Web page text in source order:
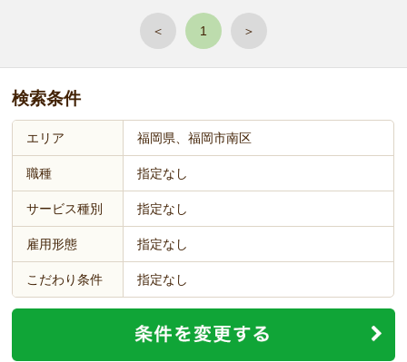
＜ 1 ＞
検索条件
エリア 福岡県、福岡市南区
職種 指定なし
サービス種別 指定なし
雇用形態 指定なし
こだわり条件 指定なし